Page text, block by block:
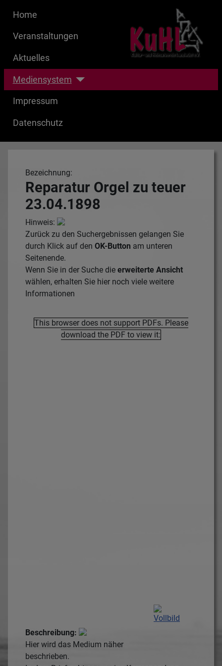
Home
Veranstaltungen
Aktuelles
Mediensystem
Impressum
Datenschutz
Bezeichnung:
Reparatur Orgel zu teuer
23.04.1898
Hinweis:
Zurück zu den Suchergebnissen gelangen Sie
durch Klick auf den OK-Button am unteren
Seitenende.
Wenn Sie in der Suche die erweiterte Ansicht
wählen, erhalten Sie hier noch viele weitere
Informationen
This browser does not support PDFs. Please
download the PDF to view it:
Beschreibung:
Hier wird das Medium näher
beschrieben.